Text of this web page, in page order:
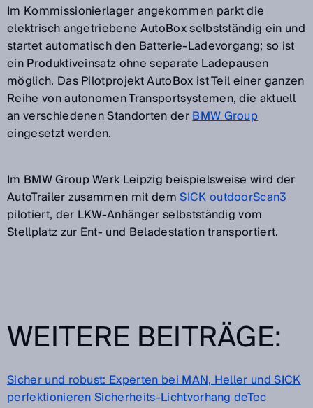
Im Kommissionierlager angekommen parkt die
elektrisch angetriebene AutoBox selbstständig ein und
startet automatisch den Batterie-Ladevorgang; so ist
ein Produktiveinsatz ohne separate Ladepausen
möglich. Das Pilotprojekt AutoBox ist Teil einer ganzen
Reihe von autonomen Transportsystemen, die aktuell
an verschiedenen Standorten derBMW Group
eingesetzt werden.
Im BMW Group Werk Leipzig beispielsweise wird der
AutoTrailer zusammen mit demSICK outdoorScan3
pilotiert, der LKW-Anhänger selbstständig vom
Stellplatz zur Ent- und Beladestation transportiert.
WEITERE BEITRÄGE:
Sicher und robust: Experten bei MAN, Heller und SICK
perfektionieren Sicherheits-Lichtvorhang deTec